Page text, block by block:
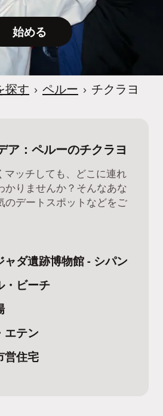
始める
探す › ペルー › チクラヨ
ア：ペルーのチクラヨ
ッチしても、どこに連れ
かりませんか？そんなあな
のデートスポットなどをご
ャダ遺跡博物館 - シパン
・ビーチ
エテン
営住宅